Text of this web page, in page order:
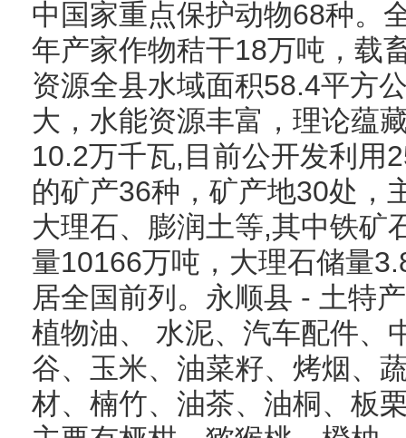
中国家重点保护动物68种。
年产家作物秸干18万吨，载
资源全县水域面积58.4平方
大，水能资源丰富，理论蕴
10.2万千瓦,目前公开发利用
的矿产36种，矿产地30处，
大理石、膨润土等,其中铁矿
量10166万吨，大理石储量
居全国前列。永顺县 - 土特
植物油、 水泥、汽车配件、
谷、玉米、油菜籽、烤烟、
材、楠竹、油茶、油桐、板